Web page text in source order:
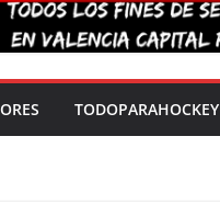
TODOPARAHOCKEY